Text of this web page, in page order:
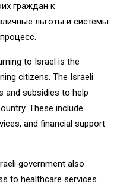
граждан к
льготы и системы
to Israel is the
citizens. The Israeli
and subsidies to help
These include
and financial support
government also
to healthcare services.